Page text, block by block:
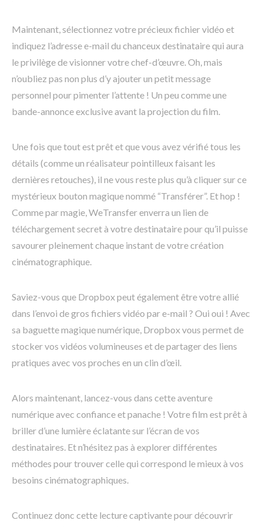
Maintenant, sélectionnez votre précieux fichier vidéo et
indiquez l’adresse e-mail du chanceux destinataire qui aura
le privilège de visionner votre chef-d’œuvre. Oh, mais
n’oubliez pas non plus d’y ajouter un petit message
personnel pour pimenter l’attente ! Un peu comme une
bande-annonce exclusive avant la projection du film.
Une fois que tout est prêt et que vous avez vérifié tous les
détails (comme un réalisateur pointilleux faisant les
dernières retouches), il ne vous reste plus qu’à cliquer sur ce
mystérieux bouton magique nommé “Transférer”. Et hop !
Comme par magie, WeTransfer enverra un lien de
téléchargement secret à votre destinataire pour qu’il puisse
savourer pleinement chaque instant de votre création
cinématographique.
Saviez-vous que Dropbox peut également être votre allié
dans l’envoi de gros fichiers vidéo par e-mail ? Oui oui ! Avec
sa baguette magique numérique, Dropbox vous permet de
stocker vos vidéos volumineuses et de partager des liens
pratiques avec vos proches en un clin d’œil.
Alors maintenant, lancez-vous dans cette aventure
numérique avec confiance et panache ! Votre film est prêt à
briller d’une lumière éclatante sur l’écran de vos
destinataires. Et n’hésitez pas à explorer différentes
méthodes pour trouver celle qui correspond le mieux à vos
besoins cinématographiques.
Continuez donc cette lecture captivante pour découvrir